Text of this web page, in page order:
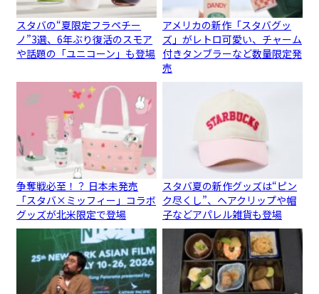
スタバの“夏限定フラペチー
ノ”3選、6年ぶり復活のスモア
や話題の「ユニコーン」も登場
アメリカの新作「スタバグッ
ズ」がレトロ可愛い、チャーム
付きタンブラーなど数量限定発
売
争奪戦必至！？ 日本未発売
「スタバ×ミッフィー」コラボ
グッズが北米限定で登場
スタバ夏の新作グッズは“ピン
ク尽くし”、ヘアクリップや帽
子などアパレル雑貨も登場